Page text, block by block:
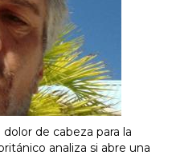
de cabeza para la
analiza si abre una